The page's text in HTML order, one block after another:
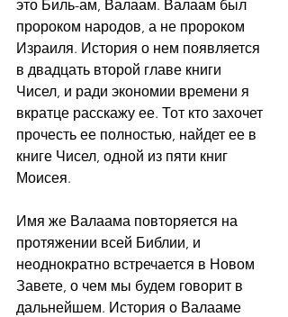
это Биль-ам, Валаам. Валаам был
пророком народов, а не пророком
Израиля. История о нем появляется
в двадцать второй главе книги
Чисел, и ради экономии времени я
вкратце расскажу ее. Тот кто захочет
прочесть ее полностью, найдет ее в
книге Чисел, одной из пяти книг
Моисея.
Имя же Валаама повторяется на
протяжении всей Библии, и
неоднократно встречается в Новом
Завете, о чем мы будем говорит в
дальнейшем. История о Валааме